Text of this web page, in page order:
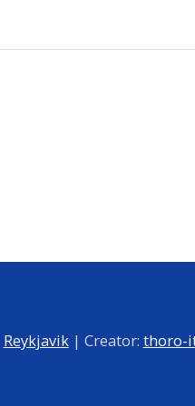
Reykjavik| Creator: thoro-